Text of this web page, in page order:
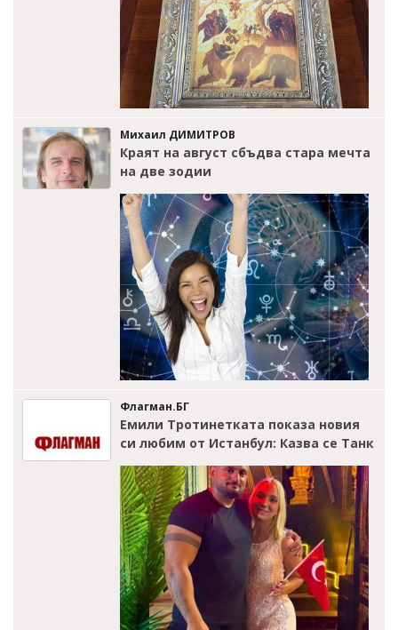
Михаил ДИМИТРОВ
Краят на август сбъдва стара мечта
на две зодии
Флагман.БГ
Емили Тротинетката показа новия
си любим от Истанбул: Казва се Танк